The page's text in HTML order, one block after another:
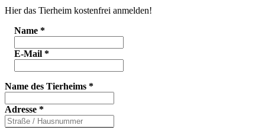
Hier das Tierheim kostenfrei anmelden!
Name *
E-Mail *
Name des Tierheims *
Adresse *